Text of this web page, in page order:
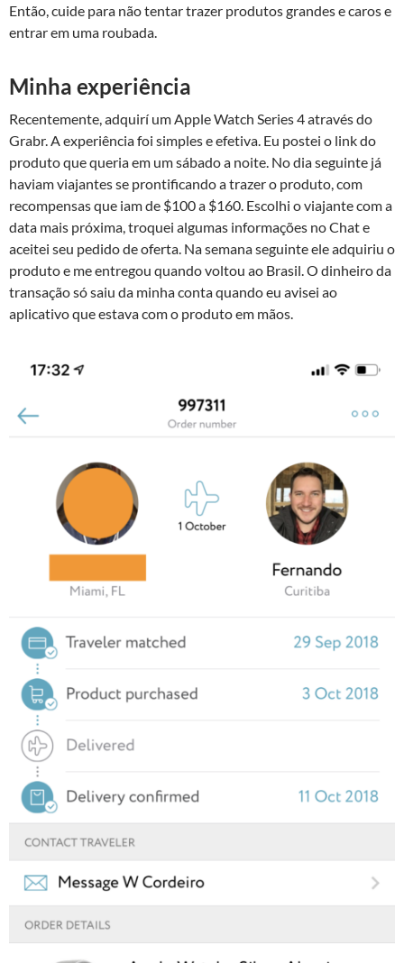
Então, cuide para não tentar trazer produtos grandes e caros e
entrar em uma roubada.
Minha experiência
Recentemente, adquirí um Apple Watch Series 4 através do
Grabr. A experiência foi simples e efetiva. Eu postei o link do
produto que queria em um sábado a noite. No dia seguinte já
haviam viajantes se prontificando a trazer o produto, com
recompensas que iam de $100 a $160. Escolhi o viajante com a
data mais próxima, troquei algumas informações no Chat e
aceitei seu pedido de oferta. Na semana seguinte ele adquiriu o
produto e me entregou quando voltou ao Brasil. O dinheiro da
transação só saiu da minha conta quando eu avisei ao
aplicativo que estava com o produto em mãos.